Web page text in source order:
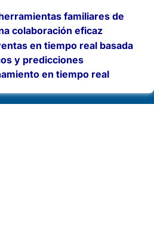
familiares de
colaboración eficaz
en tiempo real basada
y predicciones
en tiempo real